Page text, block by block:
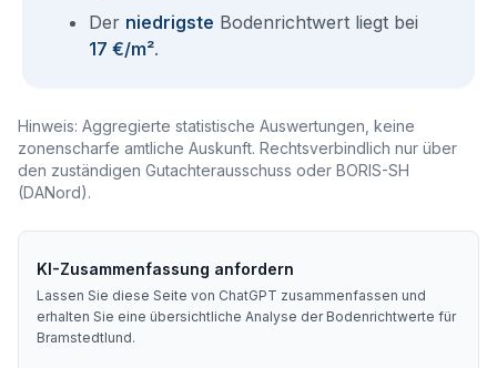
Der niedrigste Bodenrichtwert liegt bei
17 €/m².
Hinweis: Aggregierte statistische Auswertungen, keine
zonenscharfe amtliche Auskunft. Rechtsverbindlich nur über
den zuständigen Gutachterausschuss oder BORIS-SH
(DANord).
KI-Zusammenfassung anfordern
Lassen Sie diese Seite von ChatGPT zusammenfassen und
erhalten Sie eine übersichtliche Analyse der Bodenrichtwerte für
Bramstedtlund.